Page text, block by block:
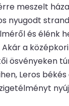
meszelt
nyugodt
és élénk
a
ösvényeken
Leros békés